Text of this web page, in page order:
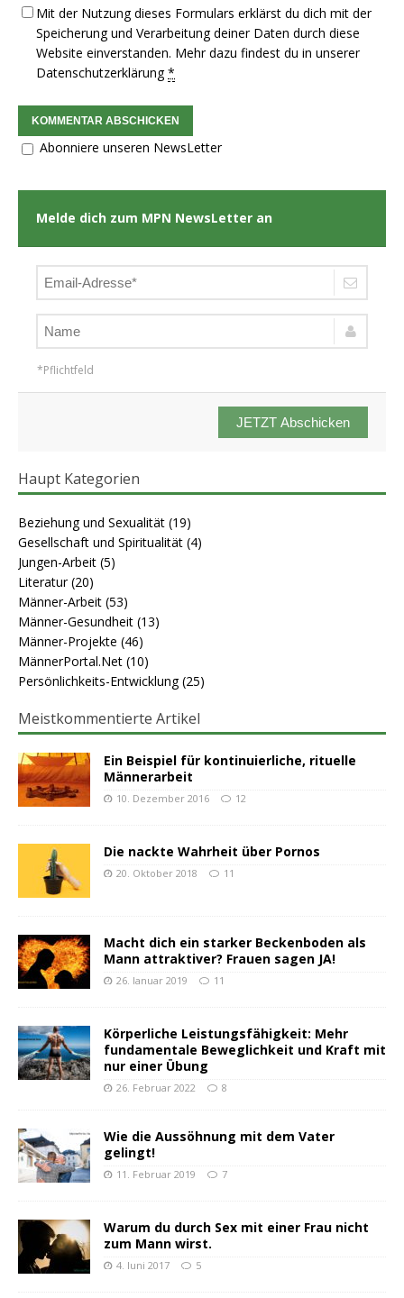
Mit der Nutzung dieses Formulars erklärst du dich mit der
Speicherung und Verarbeitung deiner Daten durch diese
Website einverstanden. Mehr dazu findest du in unserer
Datenschutzerklärung *
Abonniere unseren NewsLetter
Melde dich zum MPN NewsLetter an
*Pflichtfeld
JETZT Abschicken
Haupt Kategorien
Beziehung und Sexualität (19)
Gesellschaft und Spiritualität (4)
Jungen-Arbeit (5)
Literatur(20)
Männer-Arbeit (53)
Männer-Gesundheit (13)
Männer-Projekte (46)
MännerPortal.Net (10)
Persönlichkeits-Entwicklung(25)
Meistkommentierte Artikel
Ein Beispiel für kontinuierliche, rituelle
Männerarbeit
10. Dezember 2016 12
Die nackte Wahrheit über Pornos
20. Oktober 2018 11
Macht dich ein starker Beckenboden als
Mann attraktiver? Frauen sagen JA!
26. Januar 2019 11
Körperliche Leistungsfähigkeit: Mehr
fundamentale Beweglichkeit und Kraft mit
nur einer Übung
26. Februar 2022 8
Wie die Aussöhnung mit dem Vater
gelingt!
11. Februar 2019 7
Warum du durch Sex mit einer Frau nicht
zum Mann wirst.
4. Juni 2017 5